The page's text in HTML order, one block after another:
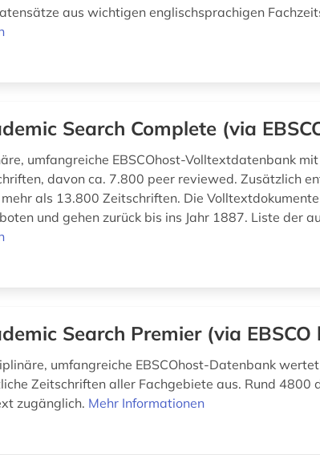
aus wichtigen englischsprachigen
Search Complete (via
umfangreiche EBSCOhost-Volltextdatenbank
davon ca. 7.800 peer reviewed. Zusätzlich
als 13.800 Zeitschriften. Die
und gehen zurück bis ins Jahr 1887. Liste der
Search Premier (via EBSCO
umfangreiche EBSCOhost-Datenbank
Zeitschriften aller Fachgebiete aus. Rund 4800
zugänglich. Mehr Informationen